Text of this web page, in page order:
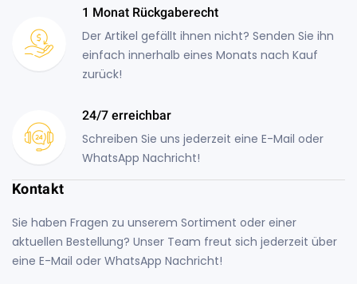
1 Monat Rückgaberecht
Der Artikel gefällt ihnen nicht? Senden Sie ihn
einfach innerhalb eines Monats nach Kauf
zurück!
24/7 erreichbar
Schreiben Sie uns jederzeit eine E-Mail oder
WhatsApp Nachricht!
Kontakt
Sie haben Fragen zu unserem Sortiment oder einer
aktuellen Bestellung? Unser Team freut sich jederzeit über
eine E-Mail oder WhatsApp Nachricht!